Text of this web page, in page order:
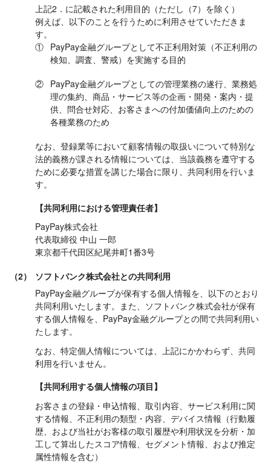
上記2．に記載された利用目的（ただし（7）を除く）
例えば、以下のことを行うために利用させていただきま
す。
① PayPay金融グループとして不正利用対策（不正利用の
検知、調査、警戒）を実施する目的
② PayPay金融グループとしての管理業務の遂行、業務処
理の集約、商品・サービス等の企画・開発・案内・提
供、問合せ対応、お客さまへの付加価値向上のための
各種業務のため
なお、登録業等において顧客情報の取扱いについて特別な
法的義務が課される情報については、当該義務を遵守する
ために必要な措置を講じた場合に限り、共同利用を行いま
す。
【共同利用における管理責任者】
PayPay株式会社
代表取締役 中山 一郎
東京都千代田区紀尾井町1番3号
（2）
ソフトバンク株式会社との共同利用
PayPay金融グループが保有する個人情報を、以下のとおり
共同利用いたします。また、ソフトバンク株式会社が保有
する個人情報を、PayPay金融グループとの間で共同利用い
たします。
なお、特定個人情報については、上記にかかわらず、共同
利用を行いません。
【共同利用する個人情報の項目】
お客さまの登録・申込情報、取引内容、サービス利用に関
する情報、不正利用の類型・内容、デバイス情報（行動履
歴、および当社がお客様の取引履歴や利用状況を分析・加
工して算出したスコア情報、セグメント情報、および推定
属性情報を含む）